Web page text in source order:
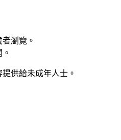
瀏覽。
供給未成年人士。